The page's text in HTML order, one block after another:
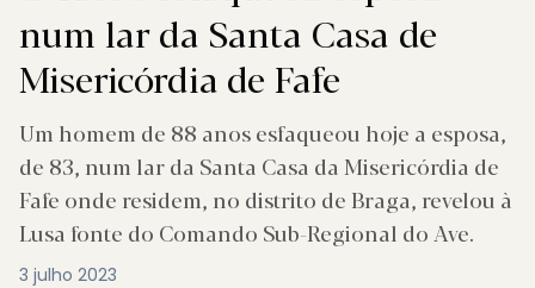
num lar da Santa Casa de
Misericórdia de Fafe
Um homem de 88 anos esfaqueou hoje a esposa,
de 83, num lar da Santa Casa da Misericórdia de
Fafe onde residem, no distrito de Braga, revelou à
Lusa fonte do Comando Sub-Regional do Ave.
3 julho 2023